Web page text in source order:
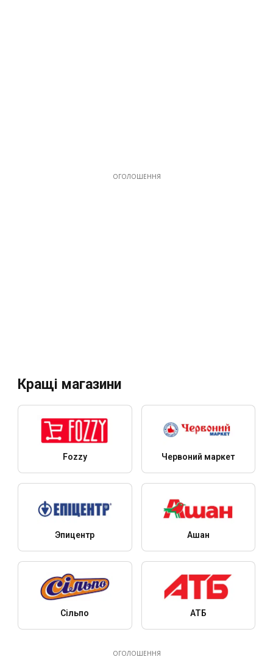
ОГОЛОШЕННЯ
Кращі магазини
Fozzy Червоний маркет
Эпицентр Ашан
Сільпо АТБ
ОГОЛОШЕННЯ